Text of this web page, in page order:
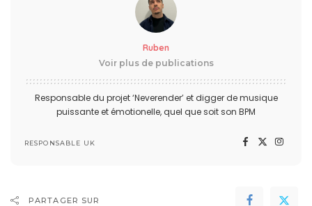
Ruben
Voir plus de publications
Responsable du projet ‘Neverender’ et digger de musique
puissante et émotionelle, quel que soit son BPM
RESPONSABLE UK
PARTAGER SUR